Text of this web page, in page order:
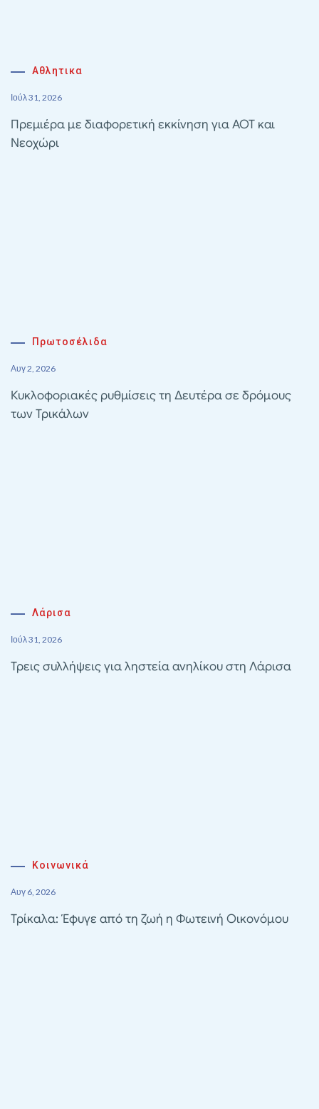
Αθλητικα
Ιούλ 31, 2026
Πρεμιέρα με διαφορετική εκκίνηση για ΑΟΤ και
Νεοχώρι
Πρωτοσέλιδα
Αυγ 2, 2026
Κυκλοφοριακές ρυθμίσεις τη Δευτέρα σε δρόμους
των Τρικάλων
Λάρισα
Ιούλ 31, 2026
Τρεις συλλήψεις για ληστεία ανηλίκου στη Λάρισα
Κοινωνικά
Αυγ 6, 2026
Τρίκαλα: Έφυγε από τη ζωή η Φωτεινή Οικονόμου